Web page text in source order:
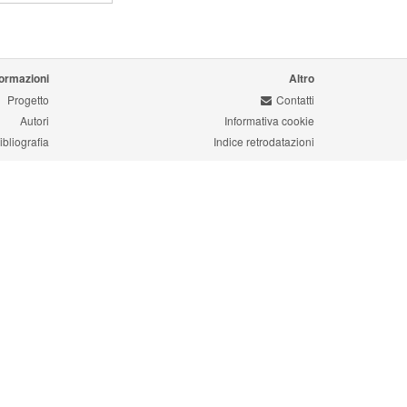
Progetto
Autori
Altro
Contatti
Informativa cookie
Indice retrodatazioni